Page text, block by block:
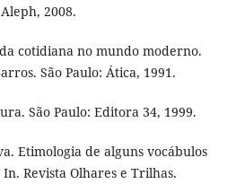
2008.
cotidiana no mundo moderno.
São Paulo: Ática, 1991.
São Paulo: Editora 34, 1999.
Etimologia de alguns vocábulos
Revista Olhares e Trilhas.